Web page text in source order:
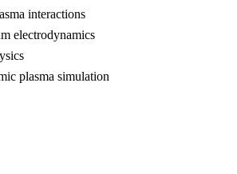
interactions
electrodynamics
plasma simulation